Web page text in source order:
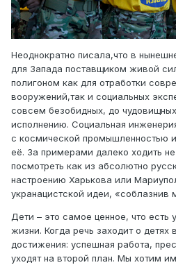
Неоднократно писала,что в
для Запада поставщиком живой
полигоном как для отработки
вооружений,так и социальных
совсем безобидных, до
исполнению. Социальная
с космической промышленностью
её. За примерами далеко ходить
посмотреть как из абсолютно
настроению Харькова или
укранацистской идеи, «соблазнив
Дети – это самое ценное, что есть
жизни. Когда речь заходит о детях
достижения: успешная работа,
уходят на второй план. Мы хотим